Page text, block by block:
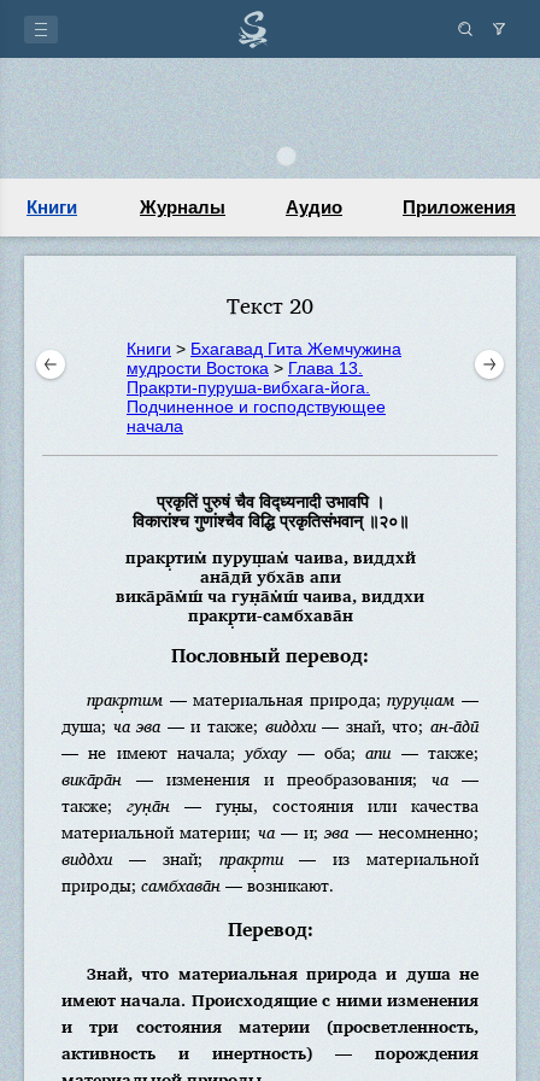
Книги Журналы Аудио Приложения
Текст 20
Книги > Бхагавад Гита Жемчужина
мудрости Востока > Глава 13.
Пракрти-пуруша-вибхага-йога.
Подчиненное и господствующее
начала
प्रकृतिं पुरुषं चैव विद्ध्यनादी उभावपि ।
विकारांश्च गुणांश्चैव विद्धि प्रकृतिसंभवान् ॥२०॥
пракр̣тим̇ пуруш̣ам̇ чаива, виддхй
ана̄дӣ убха̄в апи
вика̄ра̄м̇ш́ ча гун̣а̄м̇ш́ чаива, виддхи
пракр̣ти-самбхава̄н
Пословный перевод:
пракр̣тим — материальная природа;пуруш̣ам —
душа; ча эва— и также; виддхи— знай, что;ан-а̄дӣ
— не имеют начала;убхау— оба;апи— также;
вика̄ра̄н — изменения и преобразования; ча—
также; гун̣а̄н — гун̣ы, состояния или качества
материальной материи; ча— и;эва— несомненно;
виддхи— знай; пракр̣ти— из материальной
природы; самбхава̄н— возникают.
Перевод:
Знай, что материальная природа и душа не
имеют начала. Происходящие с ними изменения
и три состояния материи (просветленность,
активность и инертность) — порождения